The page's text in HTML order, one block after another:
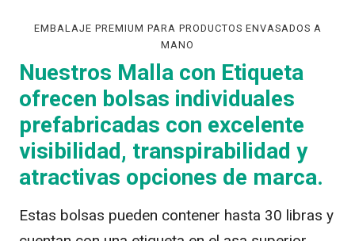
EMBALAJE PREMIUM PARA PRODUCTOS ENVASADOS A
MANO
Nuestros Malla con Etiqueta
ofrecen bolsas individuales
prefabricadas con excelente
visibilidad, transpirabilidad y
atractivas opciones de marca.
Estas bolsas pueden contener hasta 30 libras y